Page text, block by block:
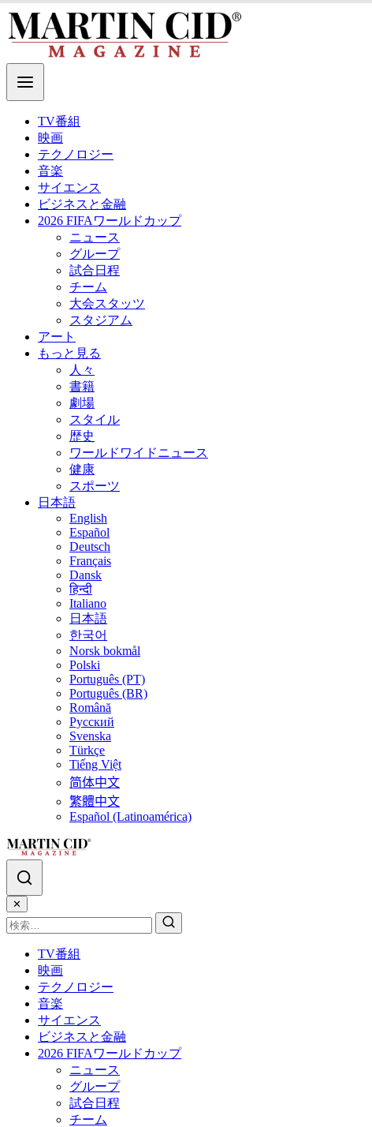
TV番組
映画
テクノロジー
音楽
サイエンス
ビジネスと金融
2026 FIFAワールドカップ
ニュース
グループ
試合日程
チーム
大会スタッツ
スタジアム
アート
もっと見る
人々
書籍
劇場
スタイル
歴史
ワールドワイドニュース
健康
スポーツ
日本語
English
Español
Deutsch
Français
Dansk
हिन्दी
Italiano
日本語
한국어
Norsk bokmål
Polski
Português (PT)
Português (BR)
Română
Русский
Svenska
Türkçe
Tiếng Việt
简体中文
繁體中文
Español (Latinoamérica)
✕
TV番組
映画
テクノロジー
音楽
サイエンス
ビジネスと金融
2026 FIFAワールドカップ
ニュース
グループ
試合日程
チーム